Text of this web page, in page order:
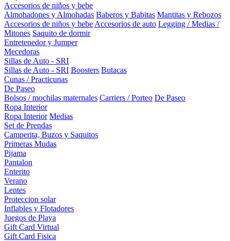
Accesorios de niños y bebe
Almohadones y Almohadas Baberos y Babitas Mantitas y Rebozos
Accesorios de niños y bebe Accesorios de auto Legging / Medias /
Mitones Saquito de dormir
Entretenedor y Jumper
Mecedoras
Sillas de Auto - SRI
Sillas de Auto - SRI Boosters Butacas
Cunas / Practicunas
De Paseo
Bolsos / mochilas maternales Carriers / Porteo De Paseo
Ropa Interior
Ropa Interior Medias
Set de Prendas
Camperita, Buzos y Saquitos
Primeras Mudas
Pijama
Pantalon
Enterito
Verano
Lentes
Proteccion solar
Inflables y Flotadores
Juegos de Playa
Gift Card Virtual
Gift Card Fisica